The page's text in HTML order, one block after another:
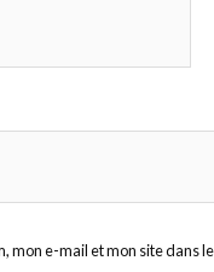
mon e-mail et mon site dans